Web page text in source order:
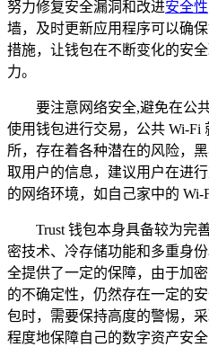
努力修复安全漏洞和改进安全性
墙，及时更新应用程序可以确
措施，让钱包在不断变化的安
力。
要注意网络安全,避免在公
使用钱包进行交易，公共 Wi-Fi
所，存在着各种潜在的风险，
取用户的信息，建议用户在进
的网络环境，如自己家中的 Wi-
Trust 钱包本身具备较为完
密技术、冷存储功能和多重身
全提供了一定的保障，由于加
的不确定性，仍然存在一定的
包时，需要保持高度的警惕，
程度地保障自己的数字资产安